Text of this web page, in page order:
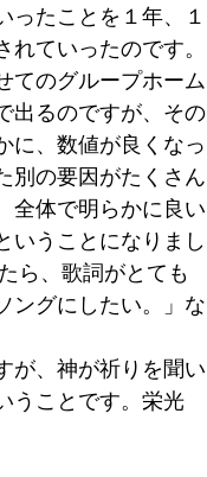
ったことを１年、１
ていったのです。
てのグループホーム
出るのですが、その
に、数値が良くなっ
別の要因がたくさん
全体で明らかに良い
いうことになりまし
ら、歌詞がとても
ングにしたい。」な
が、神が祈りを聞い
うことです。栄光